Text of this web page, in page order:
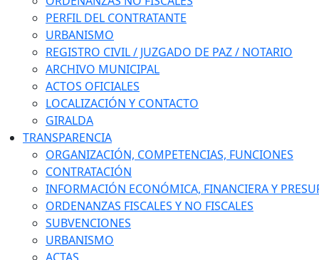
PERFIL DEL CONTRATANTE
URBANISMO
REGISTRO CIVIL / JUZGADO DE PAZ / NOTARIO
ARCHIVO MUNICIPAL
ACTOS OFICIALES
LOCALIZACIÓN Y CONTACTO
GIRALDA
TRANSPARENCIA
ORGANIZACIÓN, COMPETENCIAS, FUNCIONES
CONTRATACIÓN
INFORMACIÓN ECONÓMICA, FINANCIERA Y
ORDENANZAS FISCALES Y NO FISCALES
SUBVENCIONES
URBANISMO